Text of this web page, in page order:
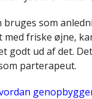
som
friske øjne,
godt ud af det.
parterapeut.